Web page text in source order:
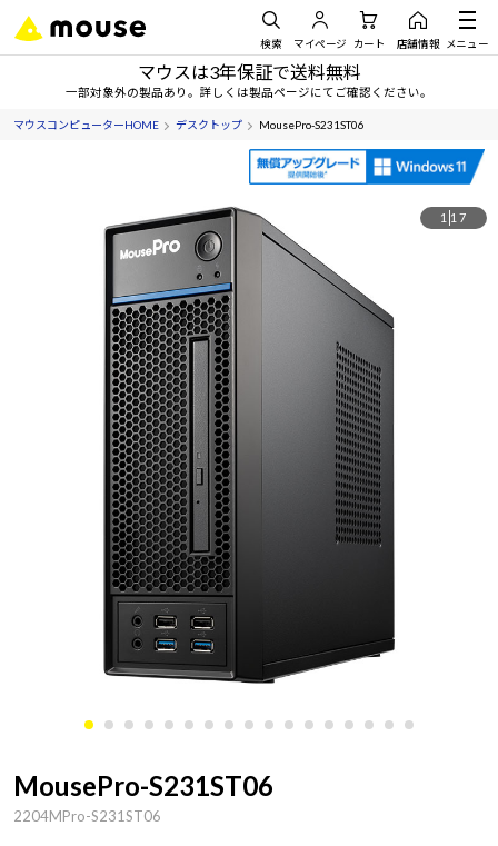
検索 マイページ カート 店舗情報 メニュー
マウスは3年保証で送料無料
一部対象外の製品あり。詳しくは製品ページにてご確認ください。
マウスコンピューターHOME デスクトップ MousePro-S231ST06
1 17
MousePro-S231ST06
2204MPro-S231ST06